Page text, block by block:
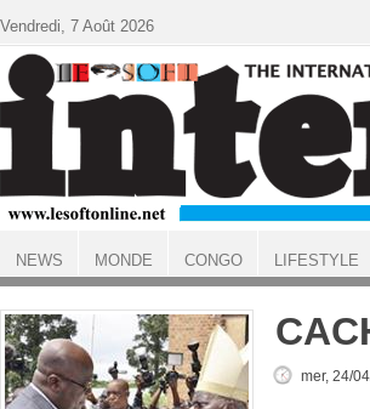
ACCUEIL
mer, 24/
Vendredi, 7 Août 2026
NEWS MONDE CONGO LIFESTYLE